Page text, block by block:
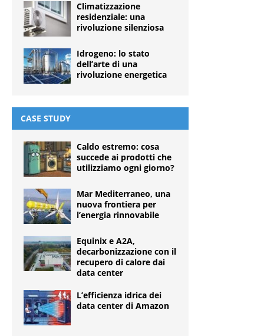
Climatizzazione
residenziale: una
rivoluzione silenziosa
Idrogeno: lo stato
dell’arte di una
rivoluzione energetica
CASE STUDY
Caldo estremo: cosa
succede ai prodotti che
utilizziamo ogni giorno?
Mar Mediterraneo, una
nuova frontiera per
l’energia rinnovabile
Equinix e A2A,
decarbonizzazione con il
recupero di calore dai
data center
L’efficienza idrica dei
data center di Amazon